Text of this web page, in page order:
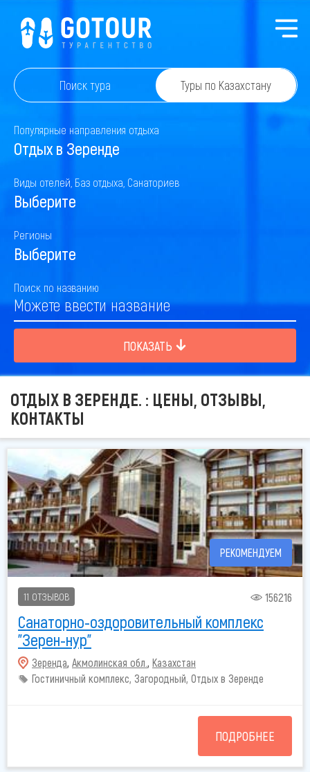
Поиск тура Туры по Казахстану
Популярные направления отдыха
Отдых в Зеренде
Виды отелей, Баз отдыха, Санаториев
Выберите
Регионы
Выберите
Поиск по названию
ПОКАЗАТЬ
ОТДЫХ В ЗЕРЕНДЕ. : ЦЕНЫ, ОТЗЫВЫ,
КОНТАКТЫ
РЕКОМЕНДУЕМ
11 ОТЗЫВОВ 156216
Санаторно-оздоровительный комплекс
"Зерен-нур"
Зеренда, Акмолинская обл. , Казахстан
Гостиничный комплекс, Загородный, Отдых в Зеренде
ПОДРОБНЕЕ